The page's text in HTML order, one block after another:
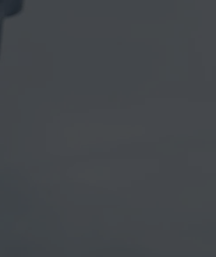
de vos
notre
conseil,
de